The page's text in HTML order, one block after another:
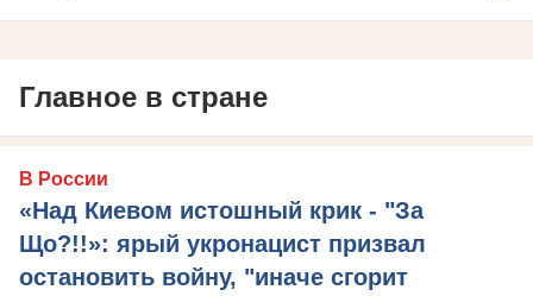
Главное в стране
В России
«Над Киевом истошный крик - "За
Що?!!»: ярый укронацист призвал
остановить войну, "иначе сгорит